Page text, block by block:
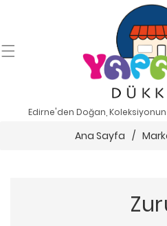
Edirne'den Doğan,
Ana Sayfa /